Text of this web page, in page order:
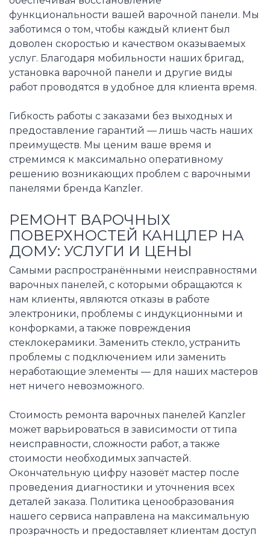
функциональности вашей варочной панели. Мы
заботимся о том, чтобы каждый клиент был
доволен скоростью и качеством оказываемых
услуг. Благодаря мобильности наших бригад,
установка варочной панели и другие виды
работ проводятся в удобное для клиента время.
Гибкость работы с заказами без выходных и
предоставление гарантий — лишь часть наших
преимуществ. Мы ценим ваше время и
стремимся к максимально оперативному
решению возникающих проблем с варочными
панелями бренда Kanzler.
РЕМОНТ ВАРОЧНЫХ
ПОВЕРХНОСТЕЙ КАНЦЛЕР НА
ДОМУ: УСЛУГИ И ЦЕНЫ
Самыми распространёнными неисправностями
варочных панелей, с которыми обращаются к
нам клиенты, являются отказы в работе
электроники, проблемы с индукционными и
конфорками, а также повреждения
стеклокерамики. Заменить стекло, устранить
проблемы с подключением или заменить
неработающие элементы — для наших мастеров
нет ничего невозможного.
Стоимость ремонта варочных панелей Kanzler
может варьироваться в зависимости от типа
неисправности, сложности работ, а также
стоимости необходимых запчастей.
Окончательную цифру назовёт мастер после
проведения диагностики и уточнения всех
деталей заказа. Политика ценообразования
нашего сервиса направлена на максимальную
прозрачность и предоставляет клиентам доступ